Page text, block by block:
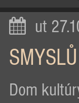
ut
SMYSLŮ
Dom